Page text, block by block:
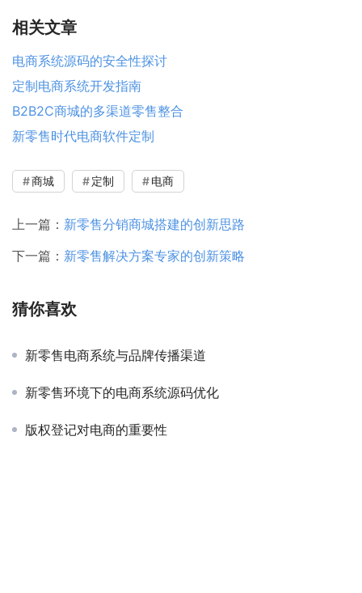
相关文章
电商系统源码的安全性探讨
定制电商系统开发指南
B2B2C商城的多渠道零售整合
新零售时代电商软件定制
商城 定制 电商
上一篇： 新零售分销商城搭建的创新思路
下一篇： 新零售解决方案专家的创新策略
猜你喜欢
新零售电商系统与品牌传播渠道
新零售环境下的电商系统源码优化
版权登记对电商的重要性